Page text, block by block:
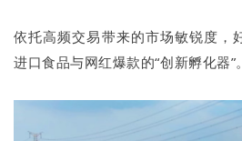
依托高频交易带来的市场敏锐度，
进口食品与网红爆款的“创新孵化器”。